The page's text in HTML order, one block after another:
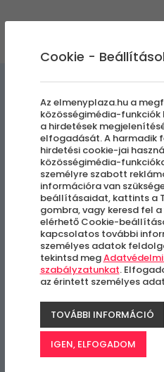
Gamerland
Élménynap |
Budapest, III.
Cookie -
Az elmenyplaza.hu a
közösségimédia-
a hirdetések
elfogadását. A harmadik
hirdetési cookie-jai
közösségimédia-
személyre szabott
információra van
beállításaidat, kattints a
gombra, vagy keresd fel
elérhető Cookie-
kapcsolatos további
személyes adatok
tekintsd meg
szabályzatunkat.
az érintett személyes
TOVÁBBI INFORMÁCIÓ
IGEN, ELFOGADOM